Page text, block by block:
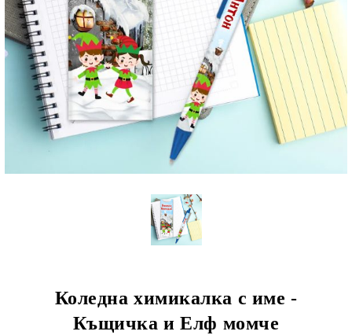
Коледна химикалка с име -
Къщичка и Елф момче